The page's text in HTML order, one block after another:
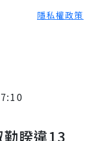
隱私權政策
睽違13